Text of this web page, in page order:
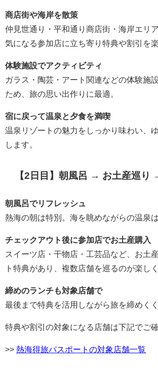
商店街や海岸を散策
仲見世通り・平和通り商店街・海岸エリ
気になる参加店に立ち寄り特典や割引を楽
体験施設でアクティビティ
ガラス・陶芸・アート関連などの体験施
ため、旅の思い出作りに最適。
宿に戻って温泉と夕食を満喫
温泉リゾートの魅力をしっかり味わい、
します。
【2日目】朝風呂 → お土産巡り
朝風呂でリフレッシュ
熱海の朝は特別。海を眺めながらの温泉は
チェックアウト後に参加店でお土産購入
スイーツ店・干物店・工芸品など、お土
ト特典があり、複数店舗を巡るのが楽し
締めのランチも対象店舗で
最後まで特典を活用しながら旅を締めくく
特典や割引の対象になる店舗は下記でご
>> 熱海得旅パスポートの対象店舗一覧